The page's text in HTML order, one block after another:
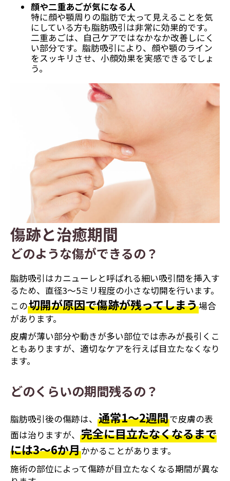
顔や二重あごが気になる人
特に顔や顎周りの脂肪で太って見えることを気
にしている方も脂肪吸引は非常に効果的です。
二重あごは、自己ケアではなかなか改善しにく
い部分です。脂肪吸引により、顔や顎のライン
をスッキリさせ、小顔効果を実感できるでしょ
う。
傷跡と治癒期間
どのような傷ができるの？
脂肪吸引はカニューレと呼ばれる細い吸引間を挿入す
るため、直径3～5ミリ程度の小さな切開を行います。
この切開が原因で傷跡が残ってしまう場合
があります。
皮膚が薄い部分や動きが多い部位では赤みが長引くこ
ともありますが、適切なケアを行えば目立たなくなり
ます。
どのくらいの期間残るの？
脂肪吸引後の傷跡は、 通常1〜2週間で皮膚の表
面は治りますが、 完全に目立たなくなるまで
には3〜6か月かかることがあります。
施術の部位によって傷跡が目立たなくなる期間が異な